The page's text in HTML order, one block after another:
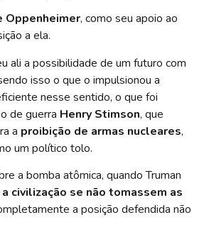
Oppenheimer, como seu apoio ao
a ela.
ali a possibilidade de um futuro com
isso o que o impulsionou a
nesse sentido, o que foi
de guerra Henry Stimson, que
a proibição de armas nucleares,
um político tolo.
a bomba atômica, quando Truman
civilização se não tomassem as
a posição defendida não